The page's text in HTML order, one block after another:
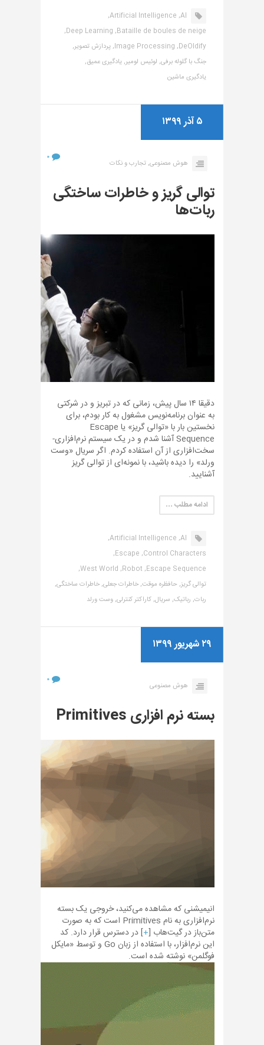
AI,
Artificial Intelligence,
Bataille de boules de neige,
Deep Learning,
DeOldify,
Image Processing, پردازش تصویر,
جنگ با گلوله برفی, لوئیس لومیر, یادگیری عمیق,
یادگیری ماشین
۵ آذر ۱۳۹۹
هوش مصنوعی,تجارب و نکات
۰
توالی گریز و خاطرات ساختگی
ربات‌ها
دقیقا ۱۴ سال پیش، زمانی که در تبریز و در شرکتی
به عنوان برنامه‌نویس مشغول به کار بودم، برای
نخستین بار با «توالی گریز» یا Escape
Sequence آشنا شدم و در یک سیستم نرم‌افزاری-
سخت‌افزاری از آن استفاده کردم. اگر سریال «وست
ورلد» را دیده باشید، با نمونه‌ای از توالی گریز
آشنایید.
ادامه مطلب …
AI,
Artificial Intelligence,
Control Characters,
Escape,
Escape Sequence,
Robot,
West World,
توالی گریز, حافظره موقت,خاطرات جعلی,خاطرات ساختگی,
ربات, رباتیک, سریال,کاراکتر کنترلی,وست ورلد
۲۹ شهریور ۱۳۹۹
هوش مصنوعی
۰
بسته نرم افزاری Primitives
انیمیشنی که مشاهده می‌کنید، خروجی یک بسته
نرم‌افزاری به نام Primitives است که به صورت
متن‌باز در گیت‌هاب [+] در دسترس قرار دارد. کد
این نرم‌افزار، با استفاده از زبان Go و توسط «مایکل
فوگلمن» نوشته شده است.